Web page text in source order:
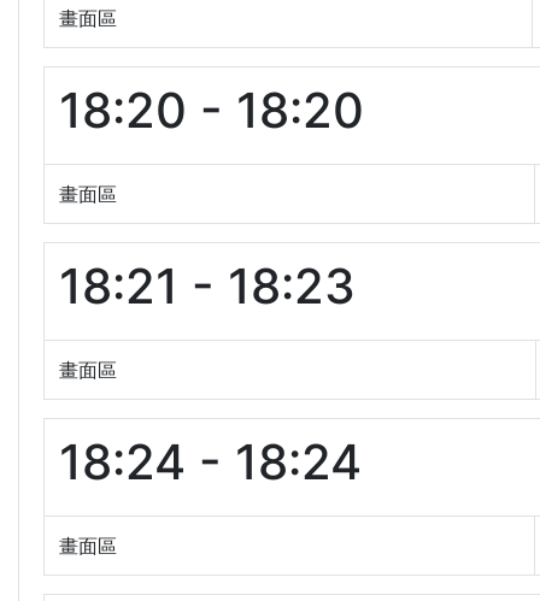
畫面區
18:20 - 18:20
畫面區
18:21 - 18:23
畫面區
18:24 - 18:24
畫面區